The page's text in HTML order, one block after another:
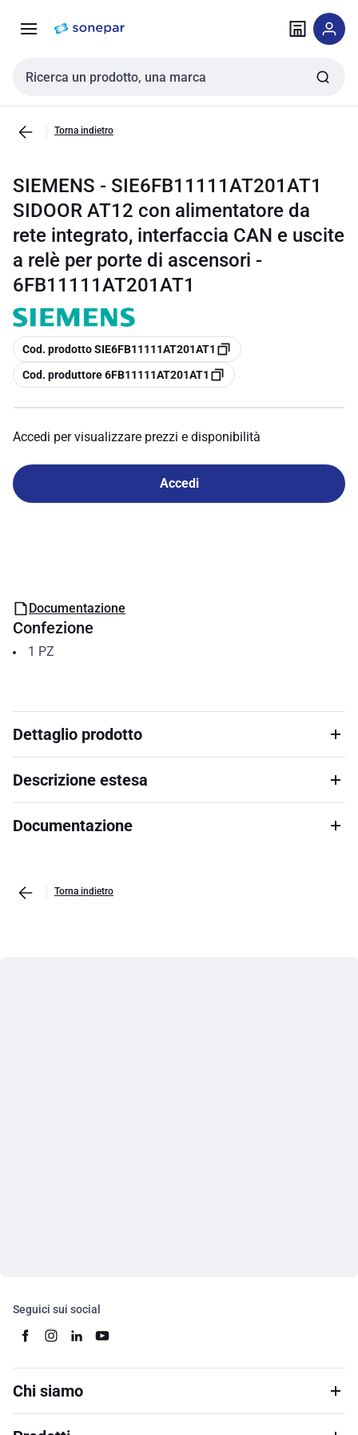
navigazione alla
Cerca input
Torna indietro
SIEMENS - SIE6FB11111AT201AT1
SIDOOR AT12 con alimentatore da
rete integrato, interfaccia CAN e uscite
a relè per porte di ascensori -
6FB11111AT201AT1
copia
Cod. prodotto SIE6FB11111AT201AT1
copia
Cod. produttore 6FB11111AT201AT1
Accedi per visualizzare prezzi e disponibilità
Accedi
Documentazione
Confezione
1 PZ
Dettaglio prodotto
Descrizione estesa
Documentazione
Torna indietro
Seguici sui social
Chi siamo